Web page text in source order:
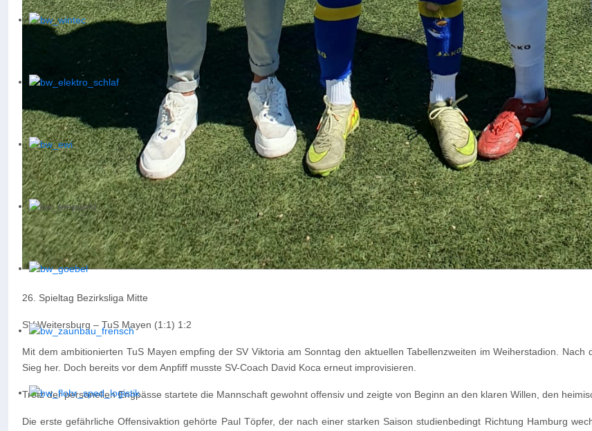
26. Spieltag Bezirksliga Mitte
SV Weitersburg – TuS Mayen (1:1) 1:2
Mit dem ambitionierten TuS Mayen empfing der SV Viktoria am Sonntag den aktuellen Tabellenzweiten im Weiherstadion.
Sieg her. Doch bereits vor dem Anpfiff musste SV-Coach David Koca erneut improvisieren.
Trotz der personellen Engpässe startete die Mannschaft gewohnt offensiv und zeigte von Beginn an den klaren Willen, den
Die erste gefährliche Offensivaktion gehörte Paul Töpfer, der nach einer starken Saison studienbedingt Richtung Hamburg